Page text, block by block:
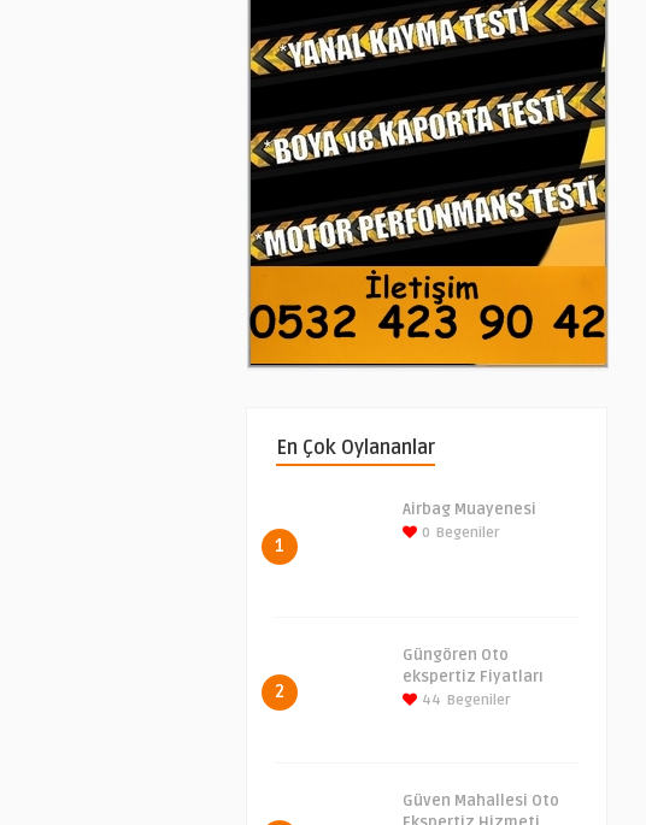
En Çok Oylananlar
1
Airbag Muayenesi
0 Begeniler
2
Güngören Oto
ekspertiz Fiyatları
44 Begeniler
Güven Mahallesi Oto